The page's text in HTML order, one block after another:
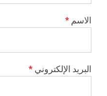
الاسم *
البريد الإلكتروني *